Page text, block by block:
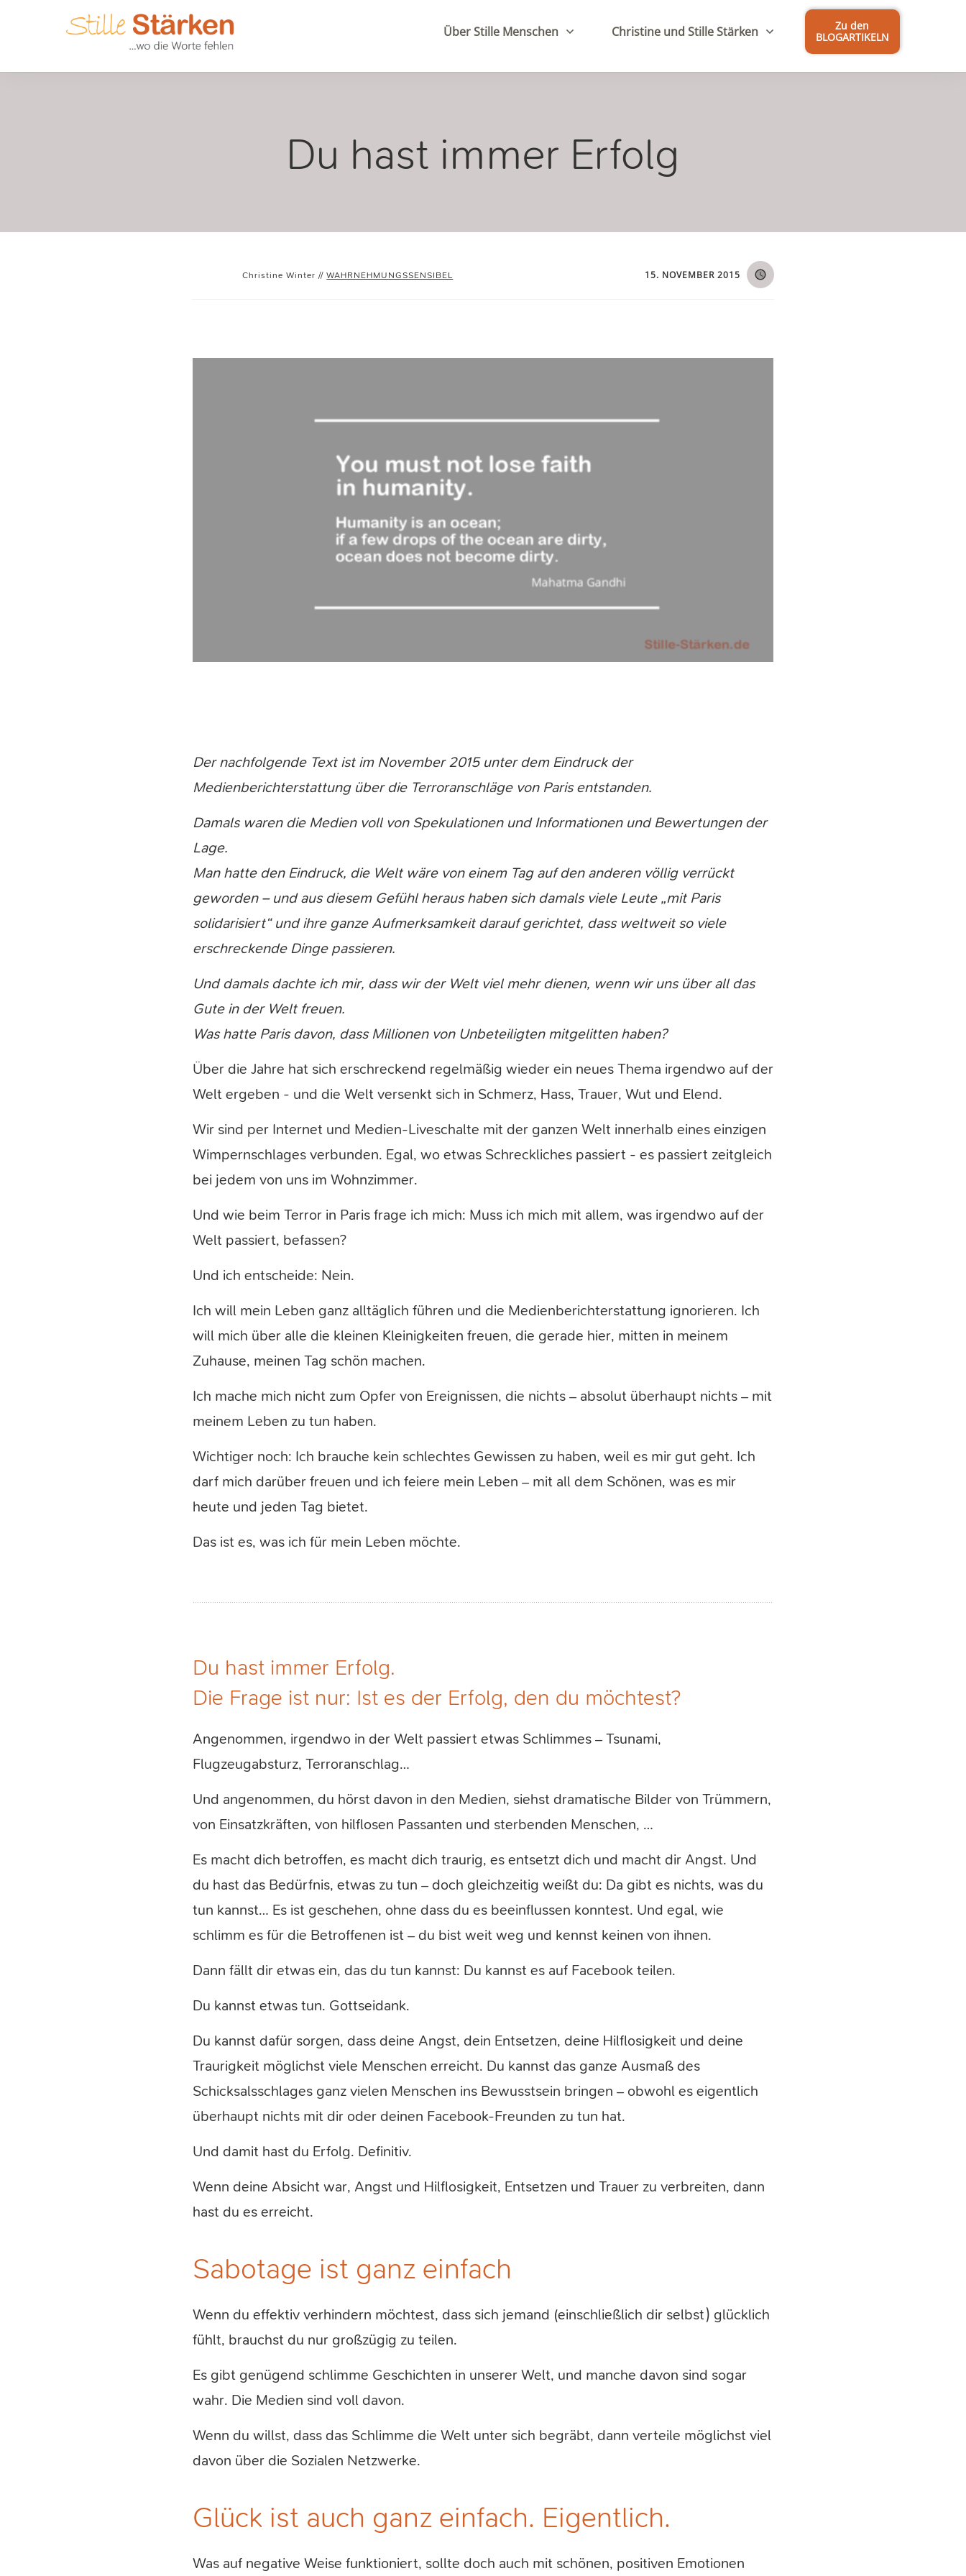
Über Stille Menschen Christine und Stille Stärken
Zu den
BLOGARTIKELN
Du hast immer Erfolg
Christine Winter //WAHRNEHMUNGSSENSIBEL 15. NOVEMBER 2015
Der nachfolgende Text ist im November 2015 unter dem Eindruck der
Medienberichterstattung über die Terroranschläge von Paris entstanden.
Damals waren die Medien voll von Spekulationen und Informationen und Bewertungen der
Lage.
Man hatte den Eindruck, die Welt wäre von einem Tag auf den anderen völlig verrückt
geworden – und aus diesem Gefühl heraus haben sich damals viele Leute „mit Paris
solidarisiert“ und ihre ganze Aufmerksamkeit darauf gerichtet, dass weltweit so viele
erschreckende Dinge passieren.
Und damals dachte ich mir, dass wir der Welt viel mehr dienen, wenn wir uns über all das
Gute in der Welt freuen.
Was hatte Paris davon, dass Millionen von Unbeteiligten mitgelitten haben?
Über die Jahre hat sich erschreckend regelmäßig wieder ein neues Thema irgendwo auf der
Welt ergeben - und die Welt versenkt sich in Schmerz, Hass, Trauer, Wut und Elend.
Wir sind per Internet und Medien-Liveschalte mit der ganzen Welt innerhalb eines einzigen
Wimpernschlages verbunden. Egal, wo etwas Schreckliches passiert - es passiert zeitgleich
bei jedem von uns im Wohnzimmer.
Und wie beim Terror in Paris frage ich mich: Muss ich mich mit allem, was irgendwo auf der
Welt passiert, befassen?
Und ich entscheide: Nein.
Ich will mein Leben ganz alltäglich führen und die Medienberichterstattung ignorieren. Ich
will mich über alle die kleinen Kleinigkeiten freuen, die gerade hier, mitten in meinem
Zuhause, meinen Tag schön machen.
Ich mache mich nicht zum Opfer von Ereignissen, die nichts – absolut überhaupt nichts – mit
meinem Leben zu tun haben.
Wichtiger noch: Ich brauche kein schlechtes Gewissen zu haben, weil es mir gut geht. Ich
darf mich darüber freuen und ich feiere mein Leben – mit all dem Schönen, was es mir
heute und jeden Tag bietet.
Das ist es, was ich für mein Leben möchte.
Du hast immer Erfolg.
Die Frage ist nur: Ist es der Erfolg, den du möchtest?
Angenommen, irgendwo in der Welt passiert etwas Schlimmes – Tsunami,
Flugzeugabsturz, Terroranschlag…
Und angenommen, du hörst davon in den Medien, siehst dramatische Bilder von Trümmern,
von Einsatzkräften, von hilflosen Passanten und sterbenden Menschen, …
Es macht dich betroffen, es macht dich traurig, es entsetzt dich und macht dir Angst. Und
du hast das Bedürfnis, etwas zu tun – doch gleichzeitig weißt du: Da gibt es nichts, was du
tun kannst… Es ist geschehen, ohne dass du es beeinflussen konntest. Und egal, wie
schlimm es für die Betroffenen ist – du bist weit weg und kennst keinen von ihnen.
Dann fällt dir etwas ein, das du tun kannst: Du kannst es auf Facebook teilen.
Du kannst etwas tun. Gottseidank.
Du kannst dafür sorgen, dass deine Angst, dein Entsetzen, deine Hilflosigkeit und deine
Traurigkeit möglichst viele Menschen erreicht. Du kannst das ganze Ausmaß des
Schicksalsschlages ganz vielen Menschen ins Bewusstsein bringen – obwohl es eigentlich
überhaupt nichts mit dir oder deinen Facebook-Freunden zu tun hat.
Und damit hast du Erfolg. Definitiv.
Wenn deine Absicht war, Angst und Hilflosigkeit, Entsetzen und Trauer zu verbreiten, dann
hast du es erreicht.
Sabotage ist ganz einfach
Wenn du effektiv verhindern möchtest, dass sich jemand (einschließlich dir selbst) glücklich
fühlt, brauchst du nur großzügig zu teilen.
Es gibt genügend schlimme Geschichten in unserer Welt, und manche davon sind sogar
wahr. Die Medien sind voll davon.
Wenn du willst, dass das Schlimme die Welt unter sich begräbt, dann verteile möglichst viel
davon über die Sozialen Netzwerke.
Glück ist auch ganz einfach. Eigentlich.
Was auf negative Weise funktioniert, sollte doch auch mit schönen, positiven Emotionen